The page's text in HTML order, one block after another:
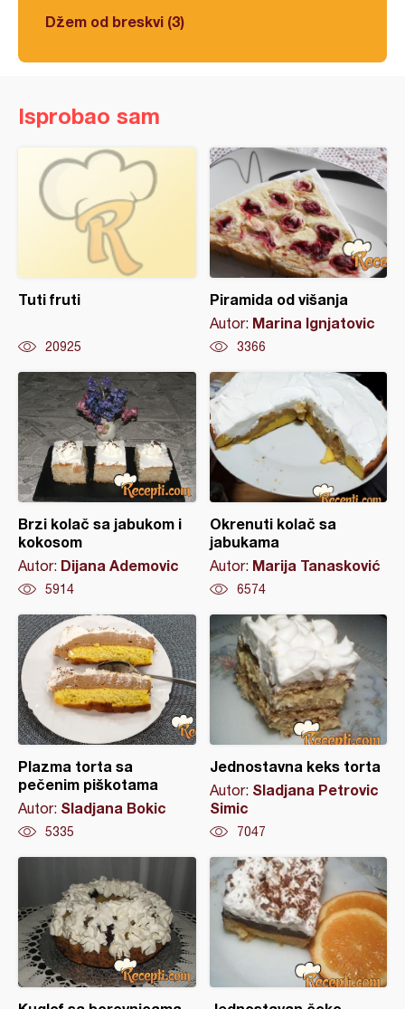
Džem od breskvi (3)
Isprobao sam
Tuti fruti
20925
Piramida od višanja
Autor: Marina Ignjatovic
3366
Brzi kolač sa jabukom i
kokosom
Autor: Dijana Ademovic
5914
Okrenuti kolač sa
jabukama
Autor: Marija Tanasković
6574
Plazma torta sa
pečenim piškotama
Autor: Sladjana Bokic
5335
Jednostavna keks torta
Autor: Sladjana Petrovic
Simic
7047